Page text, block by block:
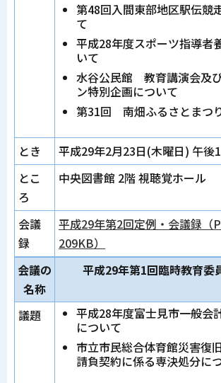
第48回入間東部地区駅伝競
て
平成28年度スポーツ指導者
いて
水谷公民館 教育講演会及
ン特別企画について
第31回 南畑ふるさとまつ
とき
平成29年2月23日(木曜日) 午後
とこ
ろ
中央図書館 2階 視聴覚ホール
会議
録
平成29年第2回定例・会議録（
209KB）
会議の
名称
平成29年第1回臨時教育委
議題
平成28年度富士見市一般会
について
市立市民総合体育館災害復
請負契約に係る専決処分に